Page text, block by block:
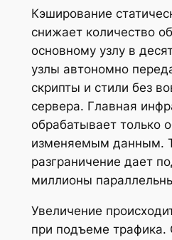
Кэширование
снижает количество
основному узлу в
узлы автономно
скрипты и стили без
сервера. Главная
обрабатывает только
изменяемым данным.
разграничение дает
миллионы
Увеличение
при подъеме трафика.